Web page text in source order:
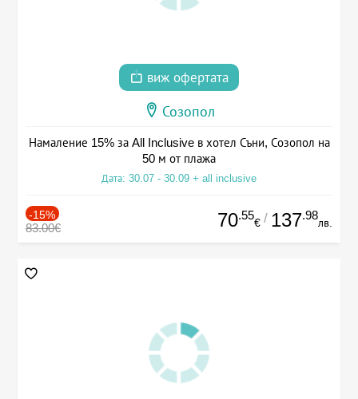
виж офертата
Созопол
Намаление 15% за All Inclusive в хотел Съни, Созопол на
50 м от плажа
Дата: 30.07 - 30.09 + all inclusive
-15%
83.00€ 70.55
€ / 137.98
лв.